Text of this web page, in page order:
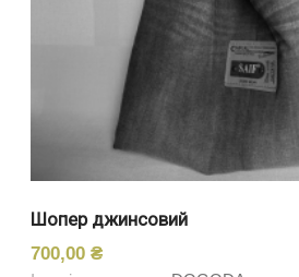
Шопер джинсовий
700,00₴